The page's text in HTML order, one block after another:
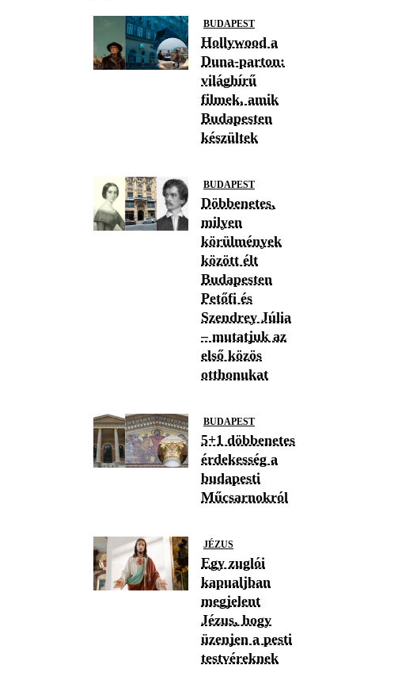
BUDAPEST
Hollywood a
Duna-parton:
világhírű
filmek, amik
Budapesten
készültek
BUDAPEST
Döbbenetes,
milyen
körülmények
között élt
Budapesten
Petőfi és
Szendrey Júlia
– mutatjuk az
első közös
otthonukat
BUDAPEST
5+1 döbbenetes
érdekesség a
budapesti
Műcsarnokról
JÉZUS
Egy zuglói
kapualjban
megjelent
Jézus, hogy
üzenjen a pesti
testvéreknek